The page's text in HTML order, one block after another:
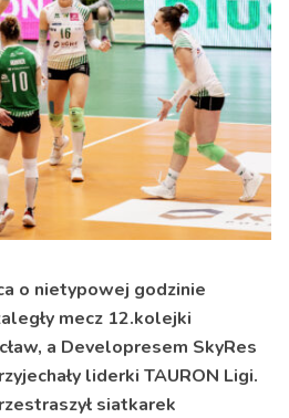
o nietypowej godzinie
mecz 12.kolejki
a Developresem SkyRes
liderki TAURON Ligi.
siatkarek